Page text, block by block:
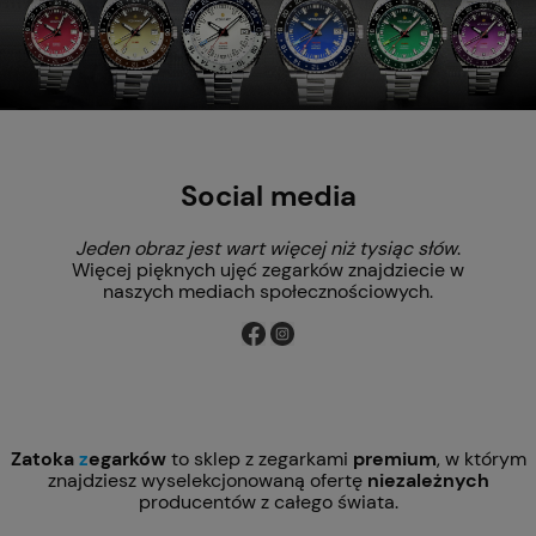
Social media
Jeden obraz jest wart więcej niż tysiąc słów.
Więcej pięknych ujęć zegarków znajdziecie w
naszych mediach społecznościowych.
Zatokazegarkówto sklep z zegarkami premium, w którym
znajdziesz wyselekcjonowaną ofertę niezależnych
producentów z całego świata.